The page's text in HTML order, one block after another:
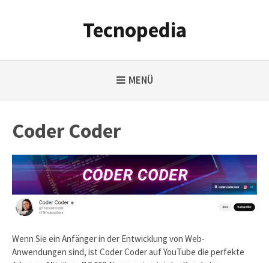
Tecnopedia
MENÜ
Coder Coder
Wenn Sie ein Anfänger in der Entwicklung von Web-
Anwendungen sind, ist Coder Coder auf YouTube die perfekte